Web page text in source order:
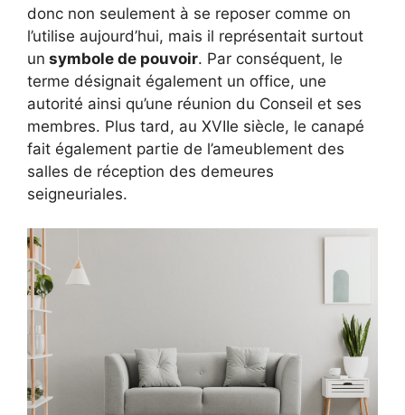
donc non seulement à se reposer comme on
l’utilise aujourd’hui, mais il représentait surtout
un symbole de pouvoir. Par conséquent, le
terme désignait également un office, une
autorité ainsi qu’une réunion du Conseil et ses
membres. Plus tard, au XVIIe siècle, le canapé
fait également partie de l’ameublement des
salles de réception des demeures
seigneuriales.